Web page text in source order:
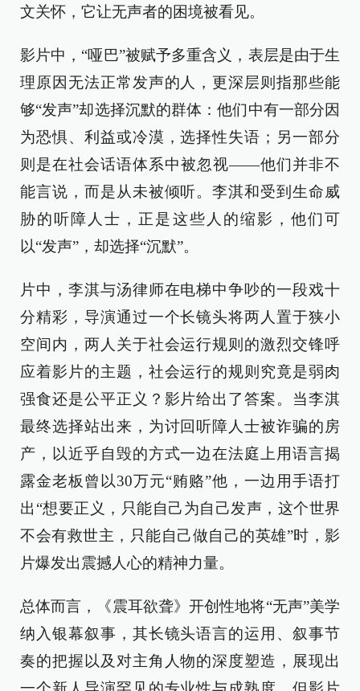
文关怀，它让无声者的困境被看见。
影片中，“哑巴”被赋予多重含义，表层是由于生
理原因无法正常发声的人，更深层则指那些能
够“发声”却选择沉默的群体：他们中有一部分因
为恐惧、利益或冷漠，选择性失语；另一部分
则是在社会话语体系中被忽视——他们并非不
能言说，而是从未被倾听。李淇和受到生命威
胁的听障人士，正是这些人的缩影，他们可
以“发声”，却选择“沉默”。
片中，李淇与汤律师在电梯中争吵的一段戏十
分精彩，导演通过一个长镜头将两人置于狭小
空间内，两人关于社会运行规则的激烈交锋呼
应着影片的主题，社会运行的规则究竟是弱肉
强食还是公平正义？影片给出了答案。当李淇
最终选择站出来，为讨回听障人士被诈骗的房
产，以近乎自毁的方式一边在法庭上用语言揭
露金老板曾以30万元“贿赂”他，一边用手语打
出“想要正义，只能自己为自己发声，这个世界
不会有救世主，只能自己做自己的英雄”时，影
片爆发出震撼人心的精神力量。
总体而言，《震耳欲聋》开创性地将“无声”美学
纳入银幕叙事，其长镜头语言的运用、叙事节
奏的把握以及对主角人物的深度塑造，展现出